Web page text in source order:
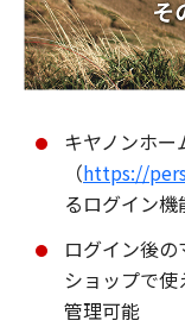
キヤノンホ
（https://
るログイン機
ログイン後
ショップで
管理可能